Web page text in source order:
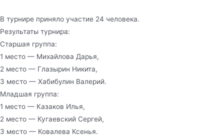
В турнире приняло участие 24 человека.
Результаты турнира:
Старшая группа:
1 место — Михайлова Дарья,
2 место — Глазырин Никита,
3 место — Хабибулин Валерий.
Младшая группа:
1 место — Казаков Илья,
2 место — Кугаевский Сергей,
3 место — Ковалева Ксенья.